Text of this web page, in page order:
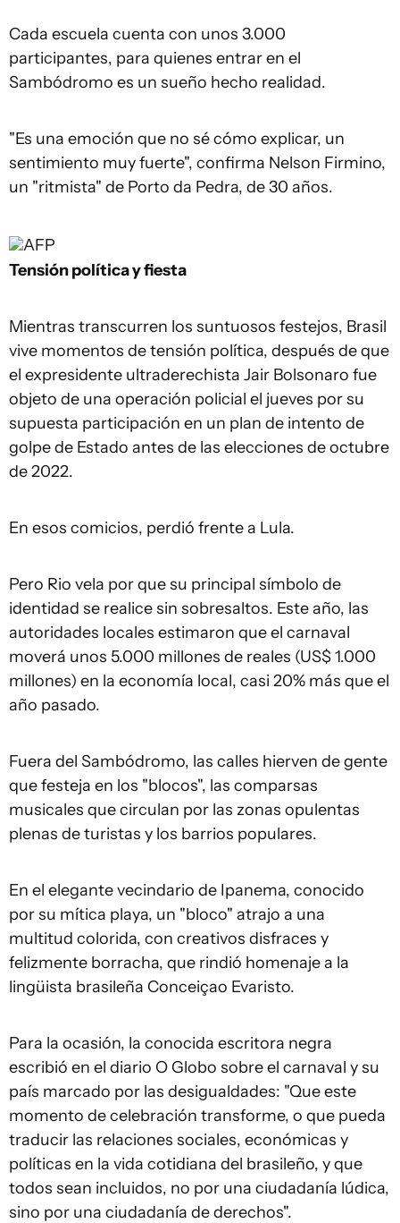
Cada escuela cuenta con unos 3.000
participantes, para quienes entrar en el
Sambódromo es un sueño hecho realidad.
"Es una emoción que no sé cómo explicar, un
sentimiento muy fuerte", confirma Nelson Firmino,
un "ritmista" de Porto da Pedra, de 30 años.
AFP
Tensión política y fiesta
Mientras transcurren los suntuosos festejos, Brasil
vive momentos de tensión política, después de que
el expresidente ultraderechista Jair Bolsonaro fue
objeto de una operación policial el jueves por su
supuesta participación en un plan de intento de
golpe de Estado antes de las elecciones de octubre
de 2022.
En esos comicios, perdió frente a Lula.
Pero Rio vela por que su principal símbolo de
identidad se realice sin sobresaltos. Este año, las
autoridades locales estimaron que el carnaval
moverá unos 5.000 millones de reales (US$ 1.000
millones) en la economía local, casi 20% más que el
año pasado.
Fuera del Sambódromo, las calles hierven de gente
que festeja en los "blocos", las comparsas
musicales que circulan por las zonas opulentas
plenas de turistas y los barrios populares.
En el elegante vecindario de Ipanema, conocido
por su mítica playa, un "bloco" atrajo a una
multitud colorida, con creativos disfraces y
felizmente borracha, que rindió homenaje a la
lingüista brasileña Conceiçao Evaristo.
Para la ocasión, la conocida escritora negra
escribió en el diario O Globo sobre el carnaval y su
país marcado por las desigualdades: "Que este
momento de celebración transforme, o que pueda
traducir las relaciones sociales, económicas y
políticas en la vida cotidiana del brasileño, y que
todos sean incluidos, no por una ciudadanía lúdica,
sino por una ciudadanía de derechos".